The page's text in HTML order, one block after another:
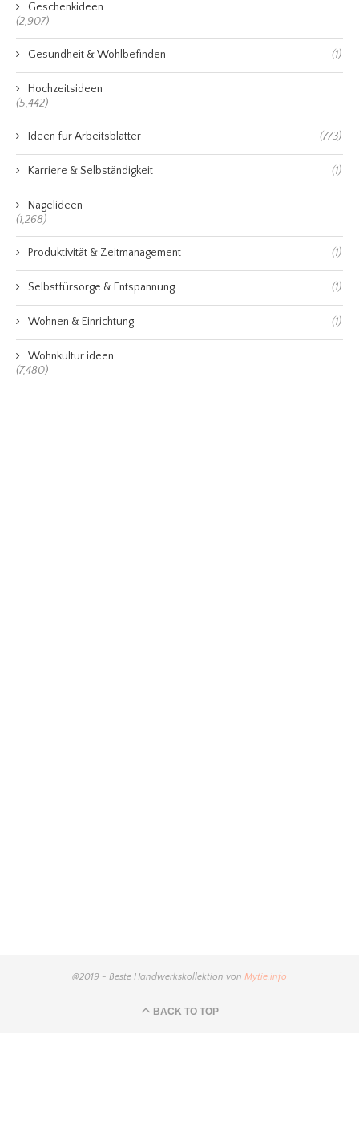
Geschenkideen
(2,907)
Gesundheit & Wohlbefinden (1)
Hochzeitsideen
(5,442)
Ideen für Arbeitsblätter (773)
Karriere & Selbständigkeit (1)
Nagelideen
(1,268)
Produktivität & Zeitmanagement (1)
Selbstfürsorge & Entspannung (1)
Wohnen & Einrichtung (1)
Wohnkultur ideen
(7,480)
@2019 - Beste Handwerkskollektion von Mytie.info
BACK TO TOP